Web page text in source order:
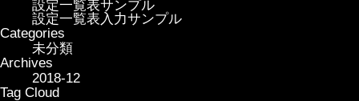
設定一覧表サンプル
設定一覧表入力サンプル
Categories
未分類
Archives
2018-12
Tag Cloud